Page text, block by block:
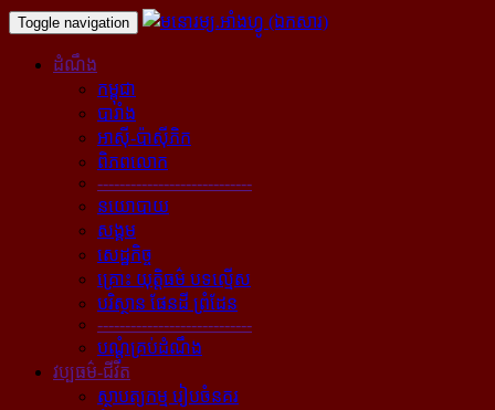
Toggle navigation
ដំណឹង
កម្ពុជា
បារាំង
អាស៊ី-ប៉ាស៊ីភិក
ពិភពលោក
----------------------------
នយោបាយ
សង្គម
សេដ្ឋកិច្ច
គ្រោះ យុត្តិធម៌ បទល្មើស
បរិស្ថាន ផែនដី ព្រំដែន
----------------------------
បណ្ដុំគ្រប់ដំណឹង
វប្បធម៌-ជីវិត
ស្ថាបត្យកម្ម រៀបចំនគរ